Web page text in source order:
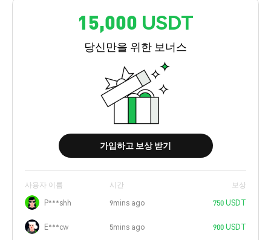
15,000 USDT
당신만을 위한 보너스
가입하고 보상 받기
사용자 이름 시간
보상
P***shh
9mins ago 750 USDT
E***cw 5mins ago 900 USDT